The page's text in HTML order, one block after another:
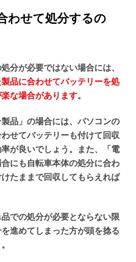
わせて処分するの
分が必要ではない場合には、
品に合わせてバッテリーを処
な場合があります。
品」の場合には、パソコンの
せてバッテリーも付けて回収
が良いでしょう。また、「電
にも自転車本体の処分に合わ
たままで回収してもらえれば
での処分が必要とならない限
進めてしまった方が頭を捻る